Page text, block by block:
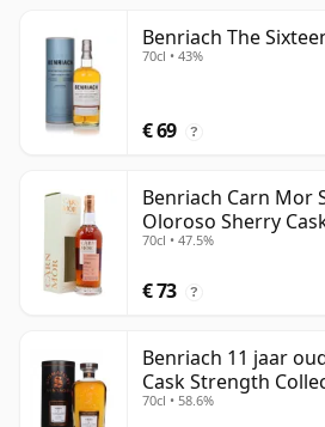
Benriach The
70cl • 43%
€ 69 ?
Benriach Carn Mor
Oloroso Sherry
oud
70cl • 47.5%
€ 73 ?
Benriach 11 jaar
Cask Strength
70cl • 58.6%